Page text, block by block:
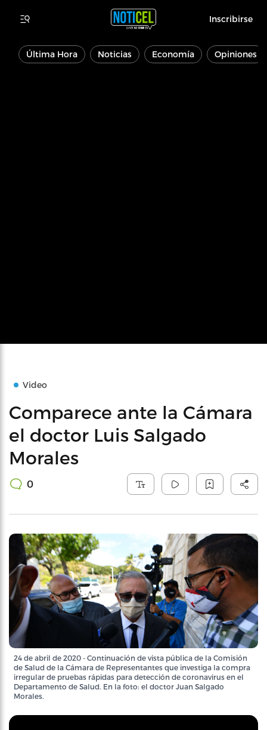
Inscribirse
Última Hora Noticias Economía Opiniones
Video
Comparece ante la Cámara
el doctor Luis Salgado
Morales
0
24 de abril de 2020 - Continuación de vista pública de la Comisión
de Salud de la Cámara de Representantes que investiga la compra
irregular de pruebas rápidas para detección de coronavirus en el
Departamento de Salud. En la foto: el doctor Juan Salgado
Morales.